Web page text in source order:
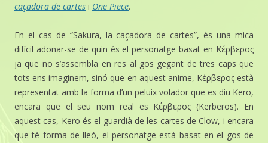
caçadora de cartes i One Piece.
En el cas de “Sakura, la caçadora de cartes”, és una mica
difícil adonar-se de quin és el personatge basat en Κέρβερος
ja que no s’assembla en res al gos gegant de tres caps que
tots ens imaginem, sinó que en aquest anime, Κέρβερος està
representat amb la forma d’un peluix volador que es diu Kero,
encara que el seu nom real es Κέρβερος (Kerberos). En
aquest cas, Kero és el guardià de les cartes de Clow, i encara
que té forma de lleó, el personatge està basat en el gos de